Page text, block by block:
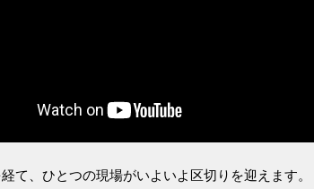
て、ひとつの現場がいよいよ区切りを迎えます。